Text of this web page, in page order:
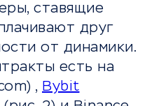
ставящие
друг
от динамики.
есть на
, Bybit